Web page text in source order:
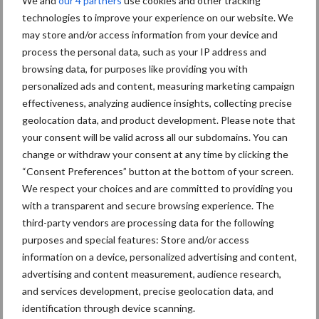
technologies to improve your experience on our website. We
may store and/or access information from your device and
process the personal data, such as your IP address and
browsing data, for purposes like providing you with
personalized ads and content, measuring marketing campaign
effectiveness, analyzing audience insights, collecting precise
geolocation data, and product development. Please note that
your consent will be valid across all our subdomains. You can
change or withdraw your consent at any time by clicking the
“Consent Preferences” button at the bottom of your screen.
We respect your choices and are committed to providing you
with a transparent and secure browsing experience. The
third-party vendors are processing data for the following
purposes and special features: Store and/or access
information on a device, personalized advertising and content,
advertising and content measurement, audience research,
and services development, precise geolocation data, and
identification through device scanning.
Bron:NVWA
Aanbevolen voor jou!
Grondstoffenmarkt blijft
grillig: droogte en